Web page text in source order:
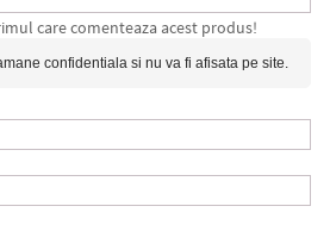
450, 6 ROLE/BAX, 852275,
care comenteaza acest produs!
confidentiala si nu va fi afisata pe site.